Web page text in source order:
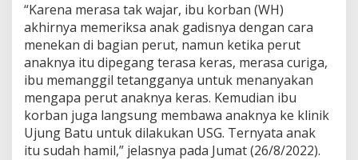
“Karena merasa tak wajar, ibu korban (WH)
akhirnya memeriksa anak gadisnya dengan cara
menekan di bagian perut, namun ketika perut
anaknya itu dipegang terasa keras, merasa curiga,
ibu memanggil tetangganya untuk menanyakan
mengapa perut anaknya keras. Kemudian ibu
korban juga langsung membawa anaknya ke klinik
Ujung Batu untuk dilakukan USG. Ternyata anak
itu sudah hamil,” jelasnya pada Jumat (26/8/2022).